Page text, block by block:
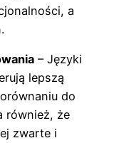
a
– Języki
lepszą
do
również, że
zwarte i